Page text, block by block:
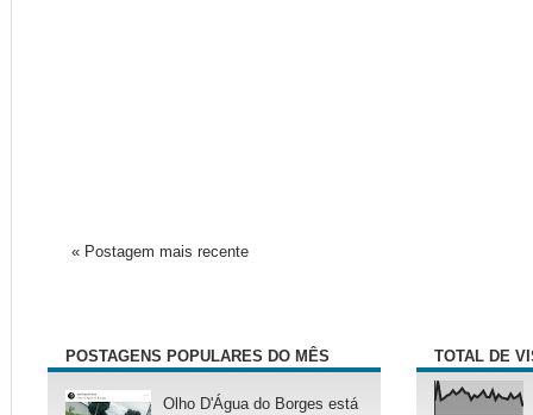
« Postagem mais recente
POSTAGENS POPULARES DO MÊS
Olho D'Água do Borges está
TOTAL DE